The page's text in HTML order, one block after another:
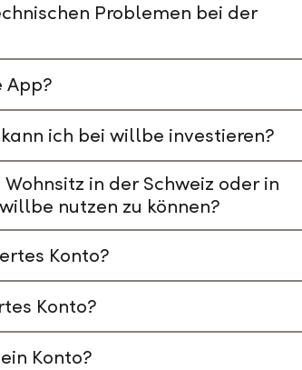
Problemen bei der
App?
ich bei willbe investieren?
in der Schweiz oder in
nutzen zu können?
Konto?
Konto?
Konto?